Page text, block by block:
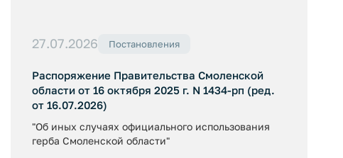
27.07.2026 Постановления
Распоряжение Правительства Смоленской
области от 16 октября 2025 г. N 1434-рп (ред.
от 16.07.2026)
"Об иных случаях официального использования
герба Смоленской области"